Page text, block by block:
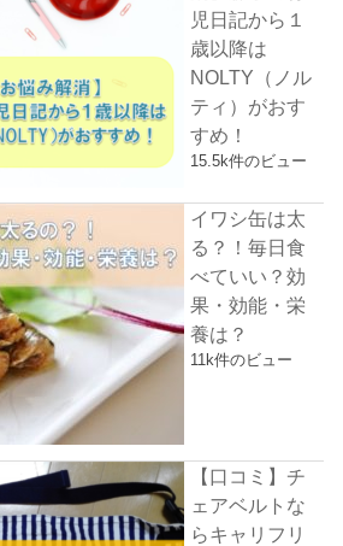
児日記から１
歳以降は
NOLTY（ノル
ティ）がおす
すめ！
15.5k件のビュー
イワシ缶は太
る？！毎日食
べていい？効
果・効能・栄
養は？
11k件のビュー
【口コミ】チ
ェアベルトな
らキャリフリ